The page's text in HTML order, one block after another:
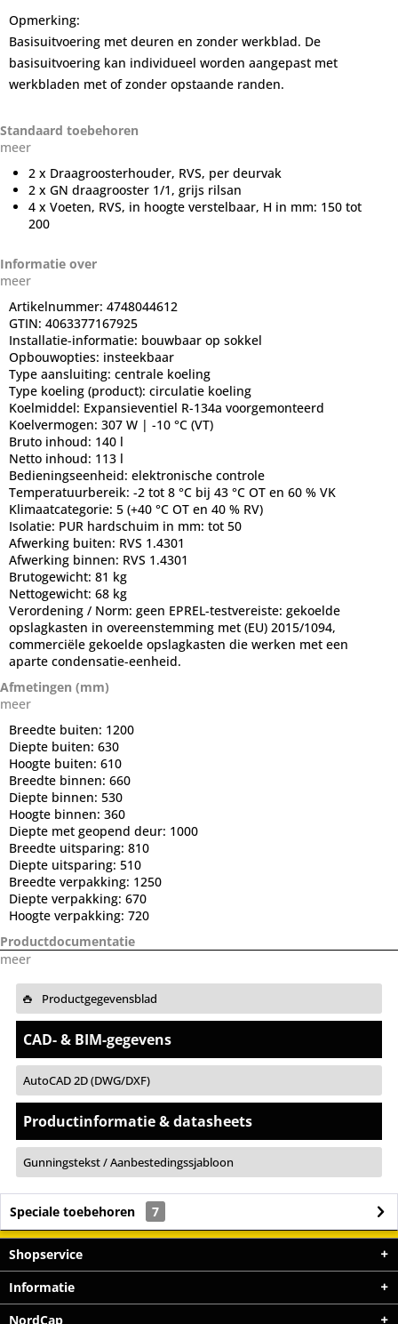
Opmerking:
Basisuitvoering met deuren en zonder werkblad. De
basisuitvoering kan individueel worden aangepast met
werkbladen met of zonder opstaande randen.
Standaard toebehoren
meer
2 x Draagroosterhouder, RVS, per deurvak
2 x GN draagrooster 1/1, grijs rilsan
4 x Voeten, RVS, in hoogte verstelbaar, H in mm: 150 tot
200
Informatie over
meer
Artikelnummer: 4748044612
GTIN: 4063377167925
Installatie-informatie: bouwbaar op sokkel
Opbouwopties: insteekbaar
Type aansluiting: centrale koeling
Type koeling (product): circulatie koeling
Koelmiddel: Expansieventiel R-134a voorgemonteerd
Koelvermogen: 307 W | -10 °C (VT)
Bruto inhoud: 140 l
Netto inhoud: 113 l
Bedieningseenheid: elektronische controle
Temperatuurbereik: -2 tot 8 °C bij 43 °C OT en 60 % VK
Klimaatcategorie: 5 (+40 °C OT en 40 % RV)
Isolatie: PUR hardschuim in mm: tot 50
Afwerking buiten: RVS 1.4301
Afwerking binnen: RVS 1.4301
Brutogewicht: 81 kg
Nettogewicht: 68 kg
Verordening / Norm: geen EPREL-testvereiste: gekoelde
opslagkasten in overeenstemming met (EU) 2015/1094,
commerciële gekoelde opslagkasten die werken met een
aparte condensatie-eenheid.
Afmetingen (mm)
meer
Breedte buiten: 1200
Diepte buiten: 630
Hoogte buiten: 610
Breedte binnen: 660
Diepte binnen: 530
Hoogte binnen: 360
Diepte met geopend deur: 1000
Breedte uitsparing: 810
Diepte uitsparing: 510
Breedte verpakking: 1250
Diepte verpakking: 670
Hoogte verpakking: 720
Productdocumentatie
meer
Productgegevensblad
CAD- & BIM-gegevens
AutoCAD 2D (DWG/DXF)
Productinformatie & datasheets
Gunningstekst / Aanbestedingssjabloon
Speciale toebehoren 7
Shopservice
Informatie
NordCap